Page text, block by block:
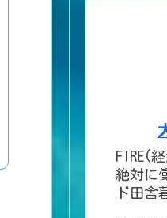
FIRE(
絶対に
ド田舎